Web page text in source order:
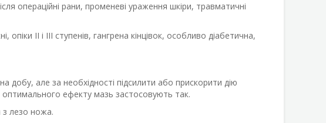
операційні рани, променеві ураження шкіри, травматичні
ІІ і ІІІ ступенів, гангрена кінцівок, особливо діабетична,
добу, але за необхідності підсилити або прискорити дію
ефекту мазь застосовують так.
з лезо ножа.